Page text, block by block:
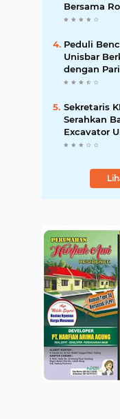
Bersama
Jemput
Peduli
Unisbar
dengan
Women
untuk
Padang
Sekretaris
Serahkan
Excavator
Pelaku